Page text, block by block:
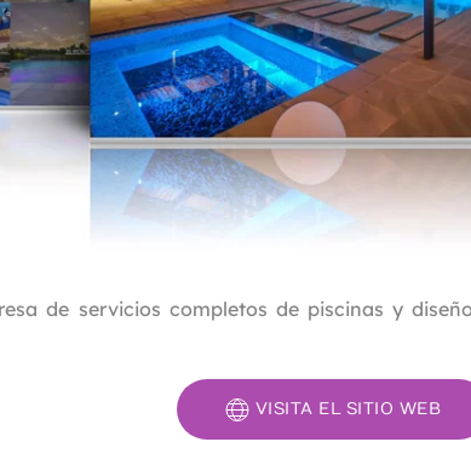
de servicios completos de piscinas y
VISITA EL SITIO WEB